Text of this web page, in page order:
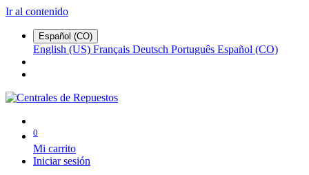
Ir al contenido
Español (CO)
English (US) Français Deutsch Português Español (CO)
0
Mi carrito
Iniciar sesión